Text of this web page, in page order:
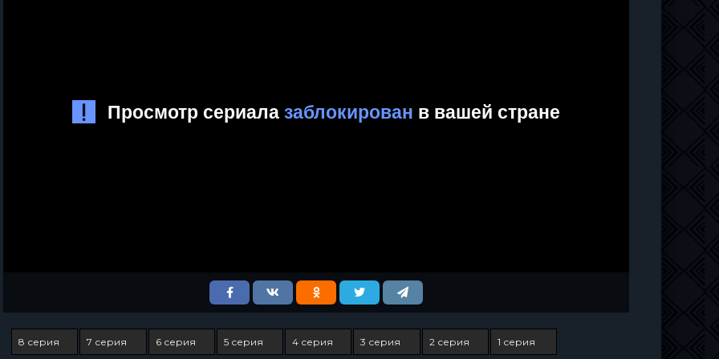
8 серия 7 серия 6 серия 5 серия 4 серия 3 серия 2 серия 1 серия